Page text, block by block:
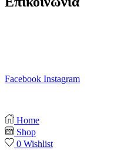
Facebook Instagram
Home
Shop
0 Wishlist